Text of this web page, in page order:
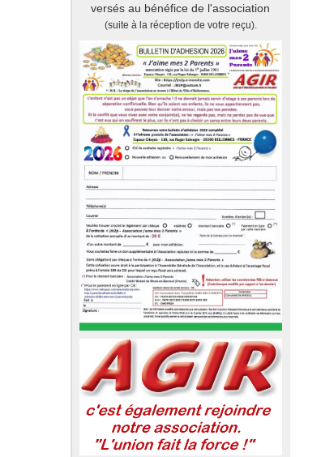
versés au bénéfice de l'association
(suite à la réception de votre reçu).